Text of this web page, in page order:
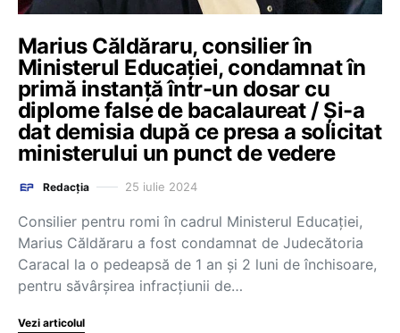
Marius Căldăraru, consilier în
Ministerul Educației, condamnat în
primă instanță într-un dosar cu
diplome false de bacalaureat / Și-a
dat demisia după ce presa a solicitat
ministerului un punct de vedere
Redacția 25 iulie 2024
Consilier pentru romi în cadrul Ministerul Educației,
Marius Căldăraru a fost condamnat de Judecătoria
Caracal la o pedeapsă de 1 an şi 2 luni de închisoare,
pentru săvârșirea infracțiunii de…
Vezi articolul